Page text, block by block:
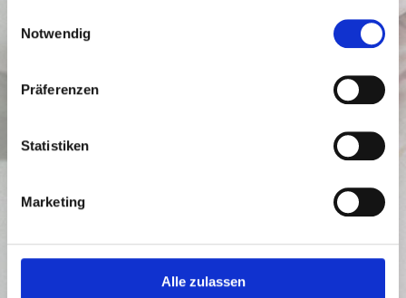
Notwendig
Präferenzen
Statistiken
Marketing
Alle zulassen